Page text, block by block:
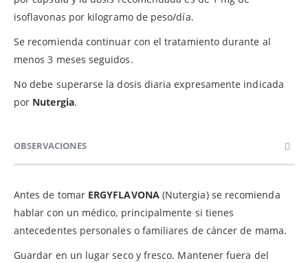
isoflavonas por kilogramo de peso/día.
Se recomienda continuar con el tratamiento durante al
menos 3 meses seguidos.
No debe superarse la dosis diaria expresamente indicada
por Nutergia.
OBSERVACIONES
Antes de tomar ERGYFLAVONA(Nutergia) se recomienda
hablar con un médico, principalmente si tienes
antecedentes personales o familiares de cáncer de mama.
Guardar en un lugar seco y fresco. Mantener fuera del